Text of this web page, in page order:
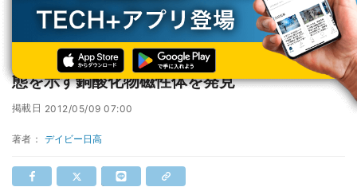
TECH+ テクノロジー
半導体
東大など、乱れに強い「量子スピン液体」状態を示す銅酸化物磁性体を発見
東大など、乱れに強い「量子スピン液体」状
態を示す銅酸化物磁性体を発見
掲載日 2012/05/09 07:00
著者： デイビー日高